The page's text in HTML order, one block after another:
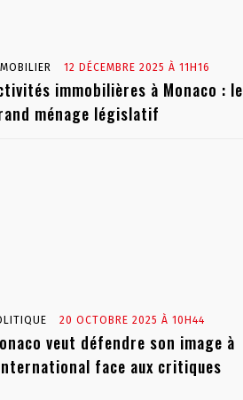
12 DÉCEMBRE 2025 À 11H16
immobilières à Monaco : le
ménage législatif
20 OCTOBRE 2025 À 10H44
veut défendre son image à
face aux critiques